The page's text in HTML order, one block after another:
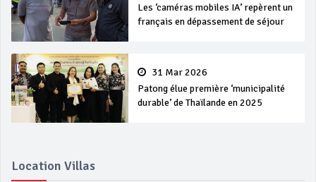
Les ‘caméras mobiles IA’ repèrent un
français en dépassement de séjour
31 Mar 2026
Patong élue première ‘municipalité
durable’ de Thaïlande en 2025
Location Villas